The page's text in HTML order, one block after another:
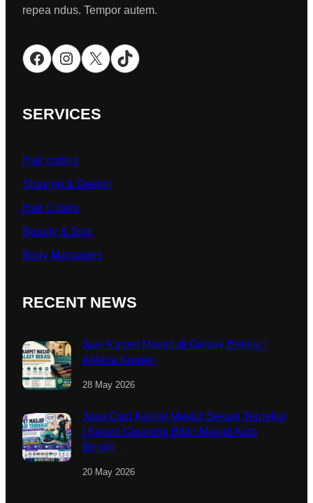
repea ndus. Tempor autem.
Facebook Instagram X TikTok
SERVICES
Hair cutting
Shaving & Design
Hair Colors
Beauty & Spa
Body Massages
RECENT NEWS
Jual Karpet Masjid di Galaxy Bekasi |
Alifana Karpet
28 May 2026
Jasa Cuci Karpet Masjid Bekasi Terdekat
| Kenzo Cleaning Bikin Masjid Auto
Bersih
20 May 2026